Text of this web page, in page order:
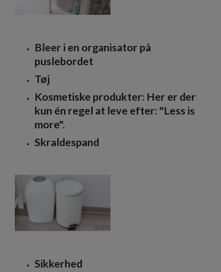
Bleer i en organisator på
puslebordet
Tøj
Kosmetiske produkter: Her er der
kun én regel at leve efter: "Less is
more".
Skraldespand
Sikkerhed